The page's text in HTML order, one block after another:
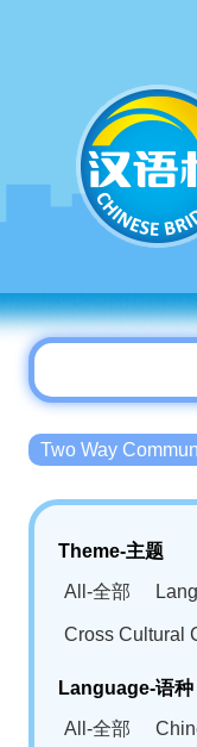
Two Way
Theme-主题
All-全部
Cross Cultural
Language-语种
All-全部